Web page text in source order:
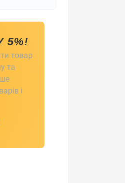
5%!
товар
та
і